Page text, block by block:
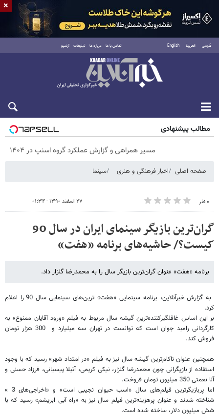
فارسی العربية English تماس با ما درباره ما تبلیغات آرشیو
پنجشنبه ۱۵ مرداد ۱۴۰۵
مطالب پیشنهادی
مسیر همراهی و گزارش عملکرد گروه اسنپ در ۱۴۰۴
صفحه اصلی اخبار فرهنگی و هنری سینما
۰ نفر ۲۷ اسفند ۱۳۹۰ - ۰۱:۳۴
گران‌ترین بازیگر سینمای ایران در سال 90
کیست؟/ حاشیه‌های برنامه «هفت»
برنامه «هفت» عنوان گران‌ترین بازیگر سال را به محمدرضا گلزار داد.
به گزارش خبرآنلاین، برنامه سینمایی «هفت» ترین‌های سینمایی سال 90 را اعلام
کرد.
بر این اساس غافلگیرکننده‌ترین گیشه سال مربوط به فیلم «ورود آقایان ممنوع» به
کارگردانی رامبد جوان است که توانست در تهران سه میلیارد و 300 هزار تومان
فروش کند.
همچنین عنوان ناکام‌ترین گیشه سال نیز به فیلم «در امتداد شهر» رسید که با وجود
استفاده از بازیگرانی چون محمدرضا گلزار، نیکی کریمی، آتیلا پیسیانی، فرزاد حسنی و
آنا نعمتی 350 میلیون تومان فروخت.
اما پربازیگرترین فیلم‌های سال «اسب حیوان نجیبی است» و «اخراجی‌های 3 »
شناخته شدند و عنوان پرهزینه‌ترین فیلم سال نیز به «راه آبی ابریشم» رسید که با
شش میلیون دلار، ساخته شده است.
×